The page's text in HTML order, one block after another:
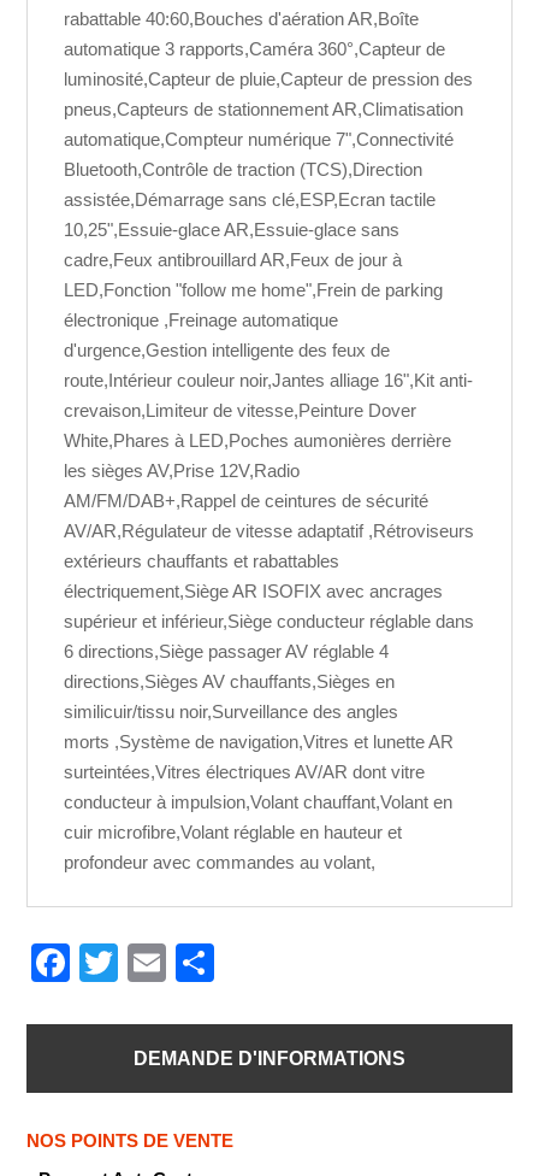
rabattable 40:60,Bouches d'aération AR,Boîte
automatique 3 rapports,Caméra 360°,Capteur de
luminosité,Capteur de pluie,Capteur de pression des
pneus,Capteurs de stationnement AR,Climatisation
automatique,Compteur numérique 7",Connectivité
Bluetooth,Contrôle de traction (TCS),Direction
assistée,Démarrage sans clé,ESP,Ecran tactile
10,25",Essuie-glace AR,Essuie-glace sans
cadre,Feux antibrouillard AR,Feux de jour à
LED,Fonction "follow me home",Frein de parking
électronique ,Freinage automatique
d'urgence,Gestion intelligente des feux de
route,Intérieur couleur noir,Jantes alliage 16",Kit anti-
crevaison,Limiteur de vitesse,Peinture Dover
White,Phares à LED,Poches aumonières derrière
les sièges AV,Prise 12V,Radio
AM/FM/DAB+,Rappel de ceintures de sécurité
AV/AR,Régulateur de vitesse adaptatif ,Rétroviseurs
extérieurs chauffants et rabattables
électriquement,Siège AR ISOFIX avec ancrages
supérieur et inférieur,Siège conducteur réglable dans
6 directions,Siège passager AV réglable 4
directions,Sièges AV chauffants,Sièges en
similicuir/tissu noir,Surveillance des angles
morts ,Système de navigation,Vitres et lunette AR
surteintées,Vitres électriques AV/AR dont vitre
conducteur à impulsion,Volant chauffant,Volant en
cuir microfibre,Volant réglable en hauteur et
profondeur avec commandes au volant,
F
o
T
tt
er
E
ail ta
g
DEMANDE D'INFORMATIONS
NOS POINTS DE VENTE